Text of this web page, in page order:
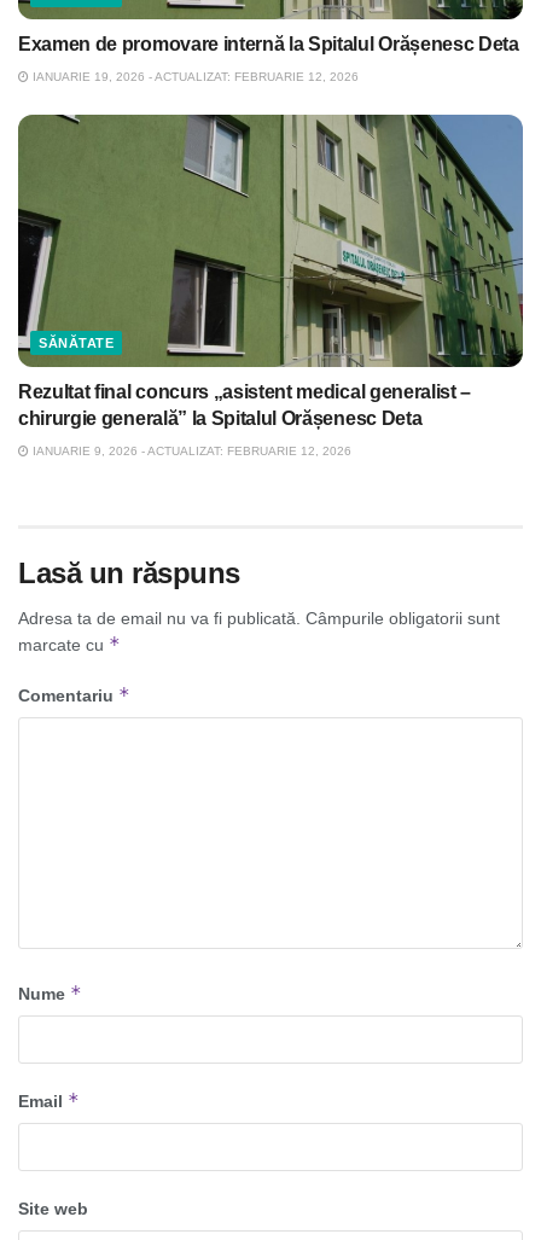
Examen de promovare internă la Spitalul Orășenesc Deta
IANUARIE 19, 2026 - ACTUALIZAT: FEBRUARIE 12, 2026
SĂNĂTATE
Rezultat final concurs „asistent medical generalist –
chirurgie generală” la Spitalul Orășenesc Deta
IANUARIE 9, 2026 - ACTUALIZAT: FEBRUARIE 12, 2026
Lasă un răspuns
Adresa ta de email nu va fi publicată. Câmpurile obligatorii sunt
marcate cu *
Comentariu *
Nume *
Email *
Site web